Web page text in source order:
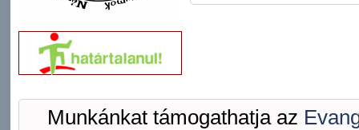
Munkánkat támogathatja az